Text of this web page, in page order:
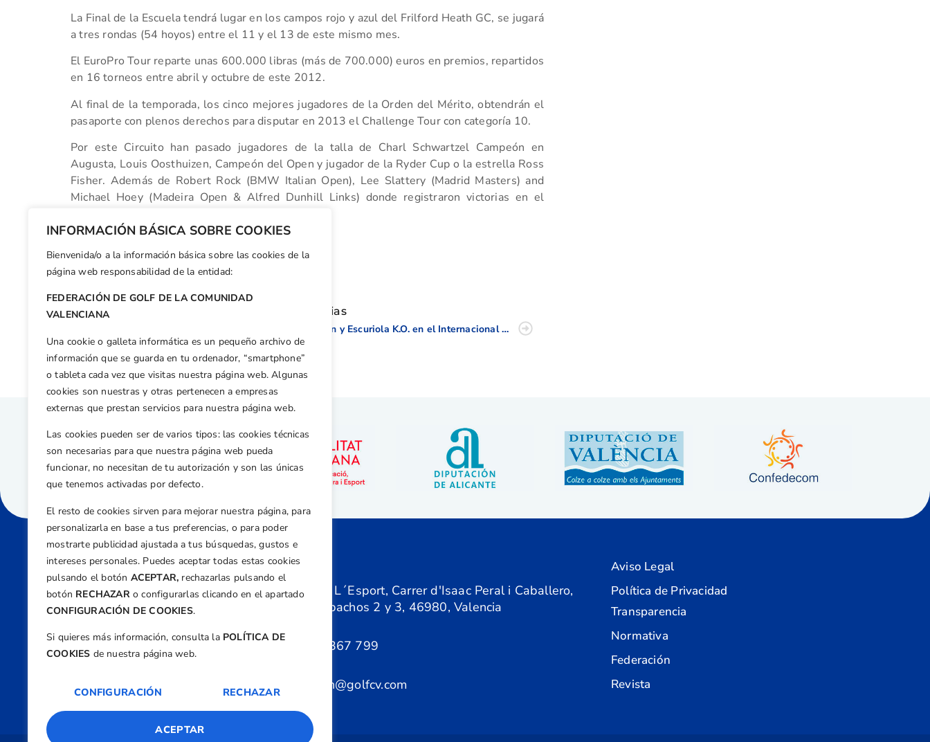
INFORMACIÓN BÁSICA SOBRE COOKIES
Bienvenida/o a la información básica sobre las cookies de la
página web responsabilidad de la entidad:
FEDERACIÓN DE GOLF DE LA COMUNIDAD
VALENCIANA
Una cookie o galleta informática es un pequeño archivo de
información que se guarda en tu ordenador, “smartphone”
o tableta cada vez que visitas nuestra página web. Algunas
cookies son nuestras y otras pertenecen a empresas
externas que prestan servicios para nuestra página web.
Las cookies pueden ser de varios tipos: las cookies técnicas
son necesarias para que nuestra página web pueda
funcionar, no necesitan de tu autorización y son las únicas
que tenemos activadas por defecto.
El resto de cookies sirven para mejorar nuestra página, para
personalizarla en base a tus preferencias, o para poder
mostrarte publicidad ajustada a tus búsquedas, gustos e
intereses personales. Puedes aceptar todas estas cookies
pulsando el botón ACEPTAR, rechazarlas pulsando el
botón RECHAZARo configurarlas clicando en el apartado
CONFIGURACIÓN DE COOKIES.
Si quieres más información, consulta la POLÍTICA DE
COOKIES de nuestra página web.
CONFIGURACIÓN RECHAZAR
ACEPTAR
La Final de la Escuela tendrá lugar en los campos rojo y azul del Frilford Heath GC, se jugará
a tres rondas (54 hoyos) entre el 11 y el 13 de este mismo mes.
El EuroPro Tour reparte unas 600.000 libras (más de 700.000) euros en premios, repartidos
en 16 torneos entre abril y octubre de este 2012.
Al final de la temporada, los cinco mejores jugadores de la Orden del Mérito, obtendrán el
pasaporte con plenos derechos para disputar en 2013 el Challenge Tour con categoría 10.
Por este Circuito han pasado jugadores de la talla de Charl Schwartzel Campeón en
Augusta, Louis Oosthuizen, Campeón del Open y jugador de la Ryder Cup o la estrella Ross
Fisher. Además de Robert Rock (BMW Italian Open), Lee Slattery (Madrid Masters) and
Michael Hoey (Madeira Open & Alfred Dunhill Links) donde registraron victorias en el
Facebook
X WhatsApp
LinkedIn
Email
Otras noticias
Bañón y Escuriola K.O. en el Internacional de Francia Match Play
Centre de L´Esport, Carrer d'Isaac Peral i Caballero,
Nº 5, Despachos 2 y 3, 46980, Valencia
+34 961 367 799
federacion@golfcv.com
Aviso Legal
Política de Privacidad
Transparencia
Normativa
Federación
Revista